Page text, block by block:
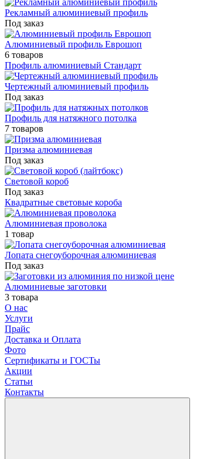
Рекламный алюминиевый профиль
Под заказ
Алюминиевый профиль Еврошоп
6 товаров
Профиль алюминиевый Стандарт
Чертежный алюминиевый профиль
Под заказ
Профиль для натяжного потолка
7 товаров
Призма алюминиевая
Под заказ
Световой короб
Под заказ
Квадратные световые короба
Алюминиевая проволока
1 товар
Лопата снегоуборочная алюминиевая
Под заказ
Алюминиевые заготовки
3 товара
О нас
Услуги
Прайс
Доставка и Оплата
Фото
Сертификаты и ГОСТы
Акции
Статьи
Контакты